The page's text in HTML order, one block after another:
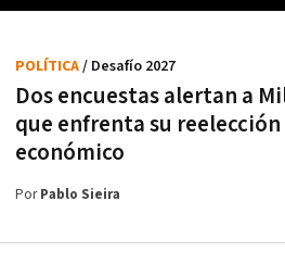
Dos encuestas alertan a
que enfrenta su
económico
POLÍTICA/ Desafío 2027
PorPablo Sieira